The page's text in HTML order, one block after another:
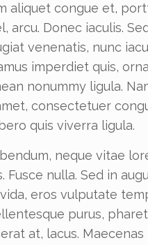
aliquet congue et,
arcu. Donec iaculis.
venenatis, nunc
imperdiet quis,
nonummy ligula.
consectetuer
quis viverra ligula.
neque vitae
nulla. Sed in
eros vulputate
purus,
at, lacus.